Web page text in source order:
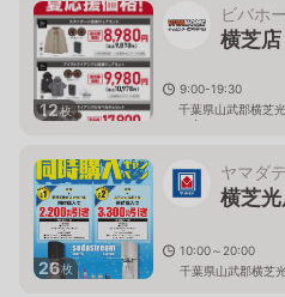
12枚
ビバホ
横芝店
9:00-19:30
千葉県山武郡横芝
ア内
26枚
ヤマダ
横芝
10:00～20:00
千葉県山武郡横芝